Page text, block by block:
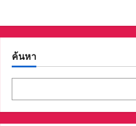
ค้นหา